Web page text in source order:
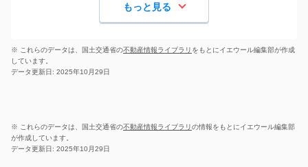
もっと見る
※ これらのデータは、国土交通省の不動産情報ライブラリ をもとにイエウール編集部が作成
しています。
データ更新日: 2025年10月29日
※ これらのデータは、国土交通省の不動産情報ライブラリの情報をもとにイエウール編集部
が作成しています。
データ更新日: 2025年10月29日